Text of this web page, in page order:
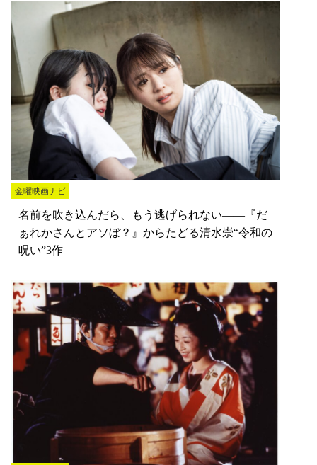
金曜映画ナビ
名前を吹き込んだら、もう逃げられない――『だ
ぁれかさんとアソぼ？』からたどる清水崇“令和の
呪い”3作